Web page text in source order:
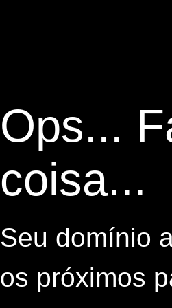
Ops...
coisa...
Seu domínio
os próximos